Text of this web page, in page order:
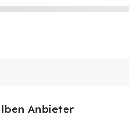
Anbieter